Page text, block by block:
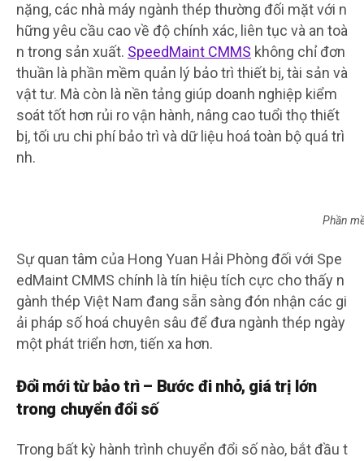
nặng, các nhà máy ngành thép thường đối mặt với n
hững yêu cầu cao về độ chính xác, liên tục và an toà
n trong sản xuất. SpeedMaint CMMS không chỉ đơn
thuần là phần mềm quản lý bảo trì thiết bị, tài sản và
vật tư. Mà còn là nền tảng giúp doanh nghiệp kiểm
soát tốt hơn rủi ro vận hành, nâng cao tuổi thọ thiết
bị, tối ưu chi phí bảo trì và dữ liệu hoá toàn bộ quá trì
nh.
Phần
Sự quan tâm của Hong Yuan Hải Phòng đối với Spe
edMaint CMMS chính là tín hiệu tích cực cho thấy n
gành thép Việt Nam đang sẵn sàng đón nhận các gi
ải pháp số hoá chuyên sâu để đưa ngành thép ngày
một phát triển hơn, tiến xa hơn.
Đổi mới từ bảo trì – Bước đi nhỏ, giá trị lớn
trong chuyển đổi số
Trong bất kỳ hành trình chuyển đổi số nào, bắt đầu t